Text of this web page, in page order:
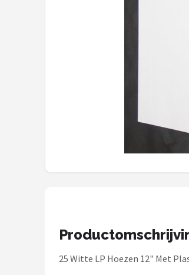
25 Witte LP Hoezen 12" Met